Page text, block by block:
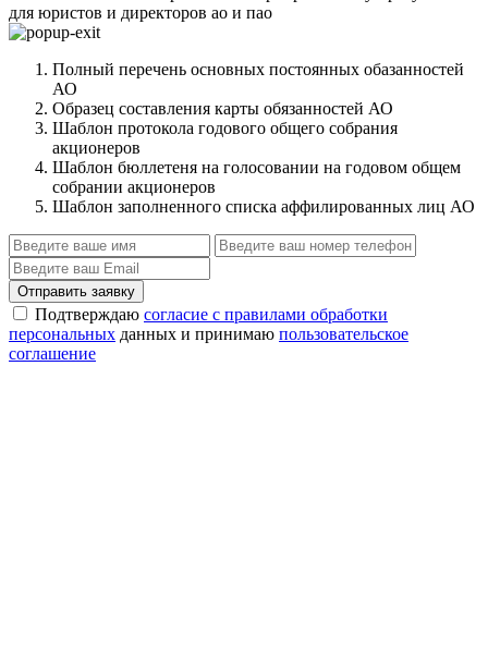
для юристов и директоров ао и пао
Полный перечень основных постоянных обазанностей
АО
Образец составления карты обязанностей АО
Шаблон протокола годового общего собрания
акционеров
Шаблон бюллетеня на голосовании на годовом общем
собрании акционеров
Шаблон заполненного списка аффилированных лиц АО
Отправить заявку
Подтверждаю согласие с правилами обработки
персональных данных и принимаю пользовательское
соглашение